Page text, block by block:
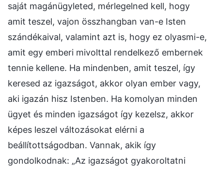
saját magánügyleted, mérlegelned kell, hogy
amit teszel, vajon összhangban van-e Isten
szándékaival, valamint azt is, hogy ez olyasmi-e,
amit egy emberi mivolttal rendelkező embernek
tennie kellene. Ha mindenben, amit teszel, így
keresed az igazságot, akkor olyan ember vagy,
aki igazán hisz Istenben. Ha komolyan minden
ügyet és minden igazságot így kezelsz, akkor
képes leszel változásokat elérni a
beállítottságodban. Vannak, akik így
gondolkodnak: „Az igazságot gyakoroltatni